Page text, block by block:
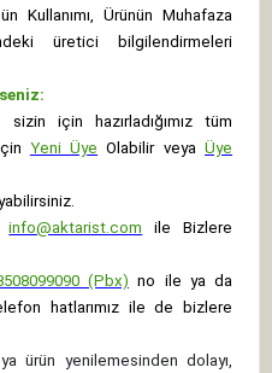
Kullanımı, Ürünün Muhafaza
üretici bilgilendirmeleri
için hazırladığımız tüm
Yeni Üye Olabilir veyaÜye
info@aktarist.com
ile Bizlere
(Pbx) no ile ya da
hatlarımız ile de bizlere
ürün yenilemesinden dolayı,